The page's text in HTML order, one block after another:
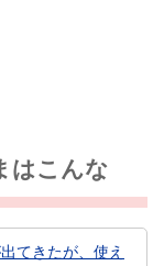
はこんな
てきたが、使え